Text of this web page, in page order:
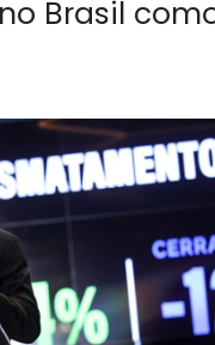
Brasil